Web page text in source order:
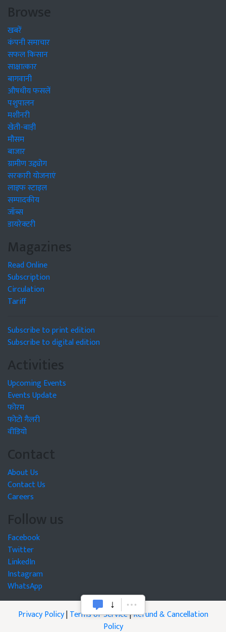
Browse
खबरें
कंपनी समाचार
सफल किसान
साक्षात्कार
बागवानी
औषधीय फसलें
पशुपालन
मशीनरी
खेती-बाड़ी
मौसम
बाजार
ग्रामीण उद्द्योग
सरकारी योजनाएं
लाइफ स्टाइल
सम्पादकीय
जॉब्स
डायरेक्टरी
Magazines
Read Online
Subscription
Circulation
Tariff
Subscribe to print edition
Subscribe to digital edition
Activities
Upcoming Events
Events Update
फोरम
फोटो गैलरी
वीडियो
Contact
About Us
Contact Us
Careers
Follow us
Facebook
Twitter
LinkedIn
Instagram
WhatsApp
Privacy Policy|Terms of Service|Refund & Cancellation
Policy